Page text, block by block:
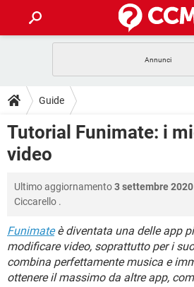
INTRATTENIMENTO
iOS
INSTAGRAM
HARDWARE
GUIDE
COVID-19
INTRATTENIMENTO
INSTAGRAM
HARDWARE
DOWNLOAD
COVID-19
iOS
INSTAGRAM
TIKTOK
HARDWARE
FORUM
COVID-19
iOS
INSTAGRAM
TIKTOK
GLOSSARIO
COVID-19
INTRATTENIMENTO
iOS
Guide
Tutorial Funimate: i
video
Ultimo aggiornamento3 settembre
Ciccarello .
Funimateè diventata una delle app
modificare video, soprattutto per i
combina perfettamente musica e
ottenere il massimo da altre app,